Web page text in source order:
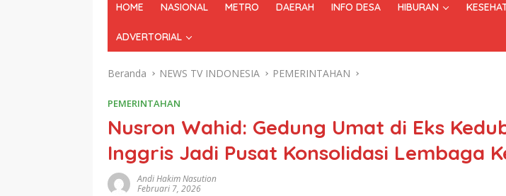
HOME NASIONAL METRO DAERAH INFO DESA HIBURAN
ADVERTORIAL
Beranda NEWS TV INDONESIA PEMERINTAHAN
PEMERINTAHAN
Nusron Wahid: Gedung Umat di Eks
Inggris Jadi Pusat Konsolidasi Lembaga
Andi Hakim Nasution
Februari 7, 2026